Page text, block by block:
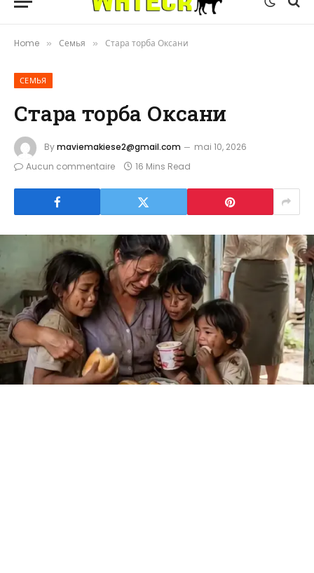
Home » Семья » Стара торба Оксани
СЕМЬЯ
Стара торба Оксани
Bymaviemakiese2@gmail.com
mai 10, 2026
Aucun commentaire
16 Mins Read